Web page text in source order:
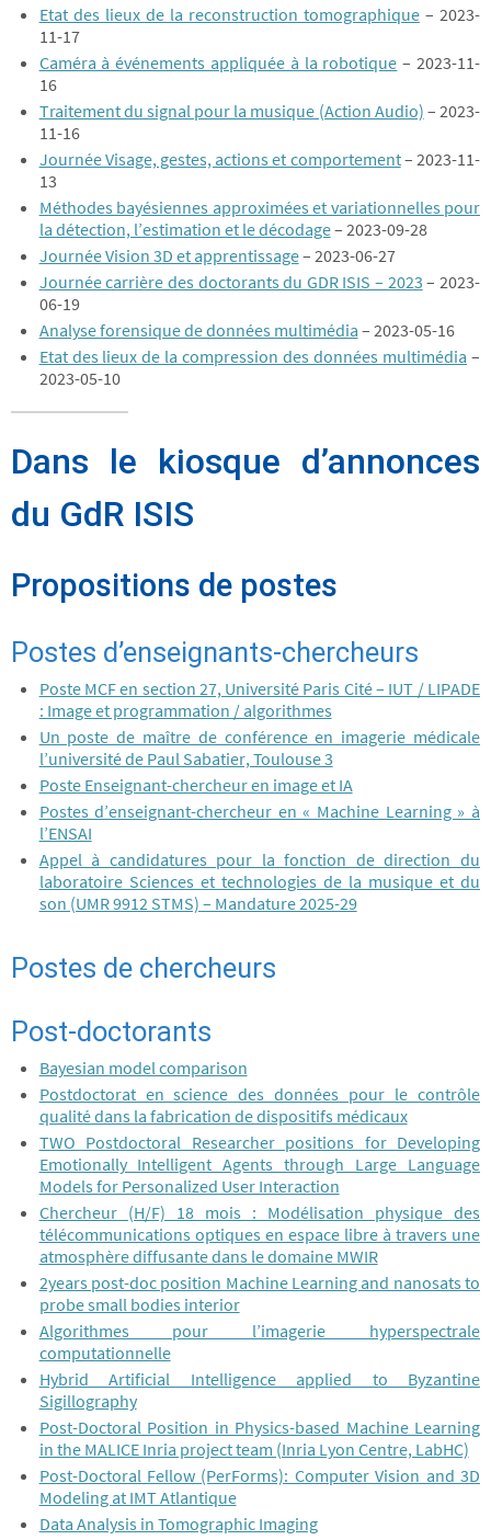
Etat des lieux de la reconstruction tomographique– 2023-
11-17
Caméra à événements appliquée à la robotique – 2023-11-
16
Traitement du signal pour la musique (Action Audio) – 2023-
11-16
Journée Visage, gestes, actions et comportement– 2023-11-
13
Méthodes bayésiennes approximées et variationnelles pour
la détection, l’estimation et le décodage– 2023-09-28
Journée Vision 3D et apprentissage– 2023-06-27
Journée carrière des doctorants du GDR ISIS – 2023 – 2023-
06-19
Analyse forensique de données multimédia – 2023-05-16
Etat des lieux de la compression des données multimédia –
2023-05-10
Dans le kiosque d’annonces
du GdR ISIS
Propositions de postes
Postes d’enseignants-chercheurs
Poste MCF en section 27, Université Paris Cité – IUT / LIPADE
: Image et programmation / algorithmes
Un poste de maître de conférence en imagerie médicale
l’université de Paul Sabatier, Toulouse 3
Poste Enseignant-chercheur en image et IA
Postes d’enseignant-chercheur en « Machine Learning » à
l’ENSAI
Appel à candidatures pour la fonction de direction du
laboratoire Sciences et technologies de la musique et du
son (UMR 9912 STMS) – Mandature 2025-29
Postes de chercheurs
Post-doctorants
Bayesian model comparison
Postdoctorat en science des données pour le contrôle
qualité dans la fabrication de dispositifs médicaux
TWO Postdoctoral Researcher positions for Developing
Emotionally Intelligent Agents through Large Language
Models for Personalized User Interaction
Chercheur (H/F) 18 mois : Modélisation physique des
télécommunications optiques en espace libre à travers une
atmosphère diffusante dans le domaine MWIR
2years post-doc position Machine Learning and nanosats to
probe small bodies interior
Algorithmes pour l’imagerie hyperspectrale
computationnelle
Hybrid Artificial Intelligence applied to Byzantine
Sigillography
Post-Doctoral Position in Physics-based Machine Learning
in the MALICE Inria project team (Inria Lyon Centre, LabHC)
Post-Doctoral Fellow (PerForms): Computer Vision and 3D
Modeling at IMT Atlantique
Data Analysis in Tomographic Imaging